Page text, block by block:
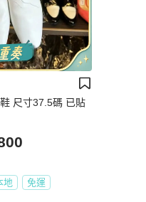
尺寸37.5碼 已貼
地 免運